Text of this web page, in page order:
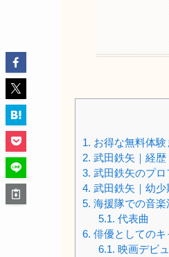
1. お得な無料体験
2. 武田鉄矢｜経
3. 武田鉄矢のプ
4. 武田鉄矢｜幼
5. 海援隊での音
5.1. 代表曲
6. 俳優としてのキ
6.1. 映画デビ